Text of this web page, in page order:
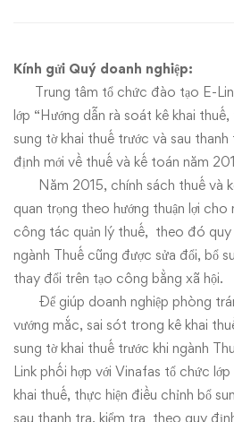
thuế,
thực
hiện
điều
chỉnh
bổ
sung
tờ
khai
thuế
Kính gửi Quý doanh nghiệp:
Trung tâm tổ chức đào tạo E-
lớp “Hướng dẫn rà soát kê khai
sung tờ khai thuế trước và sau
định mới về thuế và kế toán năm
Năm 2015, chính sách thuế và
quan trọng theo hướng thuận lợi
công tác quản lý thuế, theo đó quy
ngành Thuế cũng được sửa đổi, bổ
thay đổi trên tạo công bằng xã hội.
Để giúp doanh nghiệp phòng
vướng mắc, sai sót trong kê khai
sung tờ khai thuế trước khi ngành
Link phối hợp với Vinafas tổ chức
khai thuế, thực hiện điều chỉnh bổ
sau thanh tra, kiểm tra theo quy